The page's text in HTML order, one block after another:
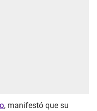
, manifestó que su